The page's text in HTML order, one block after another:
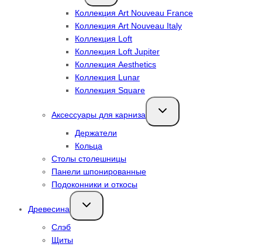
Коллекция Art Nouveau France
Коллекция Art Nouveau Italy
Коллекция Loft
Коллекция Loft Jupiter
Коллекция Aesthetics
Коллекция Lunar
Коллекция Square
Аксессуары для карниза
Переключить
дочернее
Держатели
Кольца
Столы столешницы
Панели шпонированные
Подоконники и откосы
Древесина
Переключить
дочернее
Слэб
Щиты